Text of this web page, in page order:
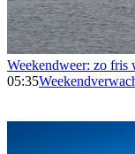
Weekendweer: zo fris
05:35